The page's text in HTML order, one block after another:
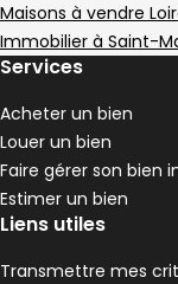
199 000 €
Saint-Marcellin-en-
Maison • 3 pièces •
DPE :
,
Terrain 161 m²
80 m²
Aller à l'image1
Aller à l'image2
Aller à l'image3
Aller à l'image4
Aller à l'image5
Maisons à vendre
Immobilier à Saint-
Services
Acheter un bien
Louer un bien
Faire gérer son bien
Estimer un bien
Liens utiles
Transmettre mes